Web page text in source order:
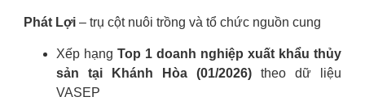
Phát Lợi – trụ cột nuôi trồng và tổ chức nguồn cung
Xếp hạng Top 1 doanh nghiệp xuất khẩu thủy
sản tại Khánh Hòa (01/2026) theo dữ liệu
VASEP